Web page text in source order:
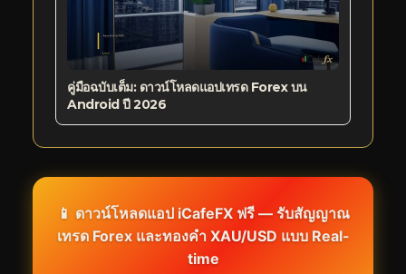
คู่มือฉบับเต็ม: ดาวน์โหลดแอปเทรด Forex บน
Android ปี 2026
📱 ดาวน์โหลดแอป iCafeFX ฟรี — รับสัญญาณ
เทรด Forex และทองคำ XAU/USD แบบ Real-
time